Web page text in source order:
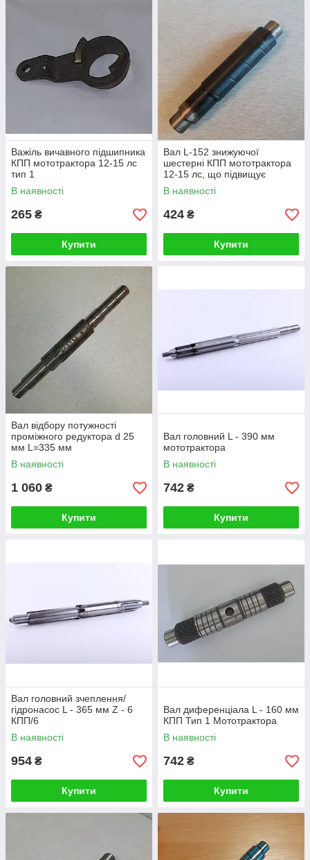
Важіль вичавного підшипника
КПП мототрактора 12-15 лс
тип 1
В наявності
265 ₴
Купити
Вал L-152 знижуючої
шестерні КПП мототрактора
12-15 лс, що підвищує
В наявності
424 ₴
Купити
Вал відбору потужності
проміжного редуктора d 25
мм L=335 мм
В наявності
1 060 ₴
Купити
Вал головний L - 390 мм
мототрактора
В наявності
742 ₴
Купити
Вал головний зчеплення/
гідронасос L - 365 мм Z - 6
КПП/6
В наявності
954 ₴
Купити
Вал диференціала L - 160 мм
КПП Тип 1 Мототрактора
В наявності
742 ₴
Купити